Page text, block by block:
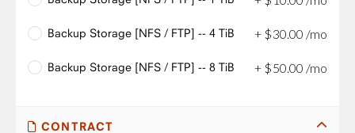
Backup Storage [NFS / FTP] -- 4 TiB + $30.00 /mo
Backup Storage [NFS / FTP] -- 8 TiB + $50.00 /mo
CONTRACT